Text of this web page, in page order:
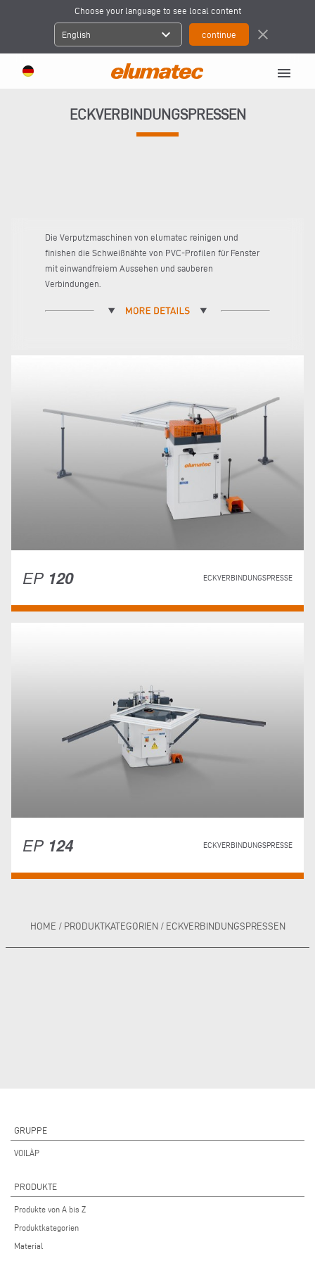
Choose your language to see local content
English expand_more close
menu
ECKVERBINDUNGSPRESSEN
Die Verputzmaschinen von elumatec reinigen und
finishen die Schweißnähte von PVC-Profilen für Fenster
mit einwandfreiem Aussehen und sauberen
Verbindungen.
EP 120 ECKVERBINDUNGSPRESSE
EP 124 ECKVERBINDUNGSPRESSE
HOME / PRODUKTKATEGORIEN / ECKVERBINDUNGSPRESSEN
GRUPPE
VOILÀP
PRODUKTE
Produkte von A bis Z
Produktkategorien
Material